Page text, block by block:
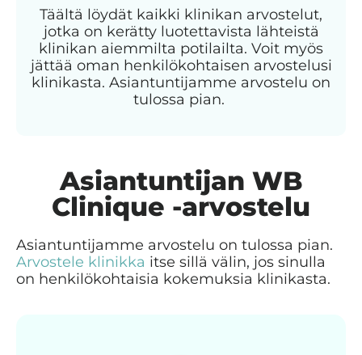
Täältä löydät kaikki klinikan arvostelut,
jotka on kerätty luotettavista lähteistä
klinikan aiemmilta potilailta. Voit myös
jättää oman henkilökohtaisen arvostelusi
klinikasta. Asiantuntijamme arvostelu on
tulossa pian.
Asiantuntijan WB
Clinique -arvostelu
Asiantuntijamme arvostelu on tulossa pian.
Arvostele klinikka itse sillä välin, jos sinulla
on henkilökohtaisia kokemuksia klinikasta.